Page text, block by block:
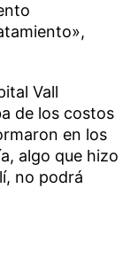
Vall
de los costos
en los
algo que hizo
no podrá